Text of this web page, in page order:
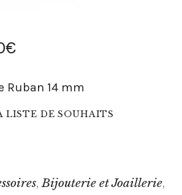
€
Ruban 14 mm
LISTE DE SOUHAITS
,Bijouterie et Joaillerie,